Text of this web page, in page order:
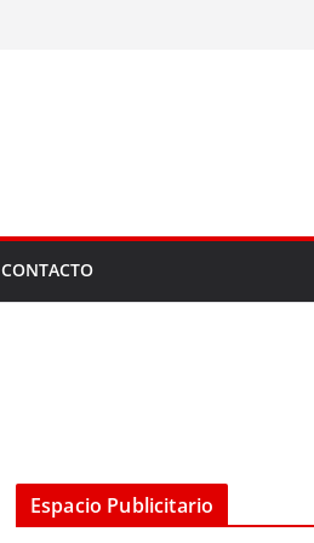
CONTACTO
Espacio Publicitario